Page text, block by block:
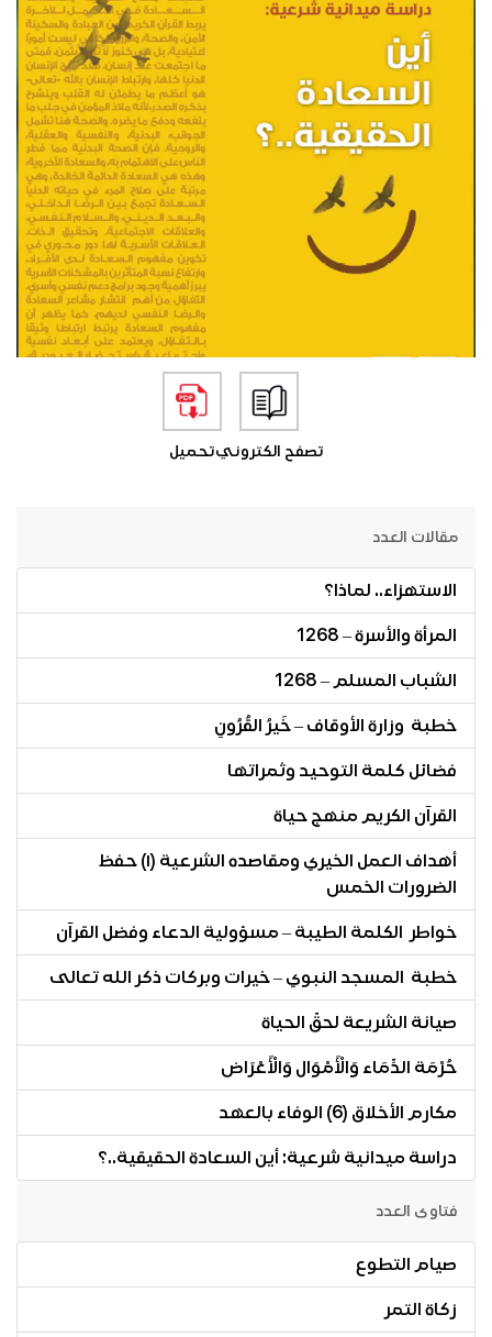
تصفح الكترونيتحميل
مقالات العدد
الاستهزاء.. لماذا؟
المرأة والأسرة – 1268
الشباب المسلم – 1268
خطبة وزارة الأوقاف – خَيرُ القُرُونِ
فضائل كلمة التوحيد وثمراتها
القرآن الكريم منهج حياة
أهداف العمل الخيري ومقاصده الشرعية (١) حفظ
الضرورات الخمس
خواطر الكلمة الطيبة – مسؤولية الدعاء وفضل القرآن
خطبة المسجد النبوي – خيرات وبركات ذكر الله تعالى
صيانة الشريعة لحقّ الحياة
حُرْمَة الدِّمَاء وَالْأَمْوَال وَالْأَعْرَاض
مكارم الأخلاق (6) الوفاء بالعهد
دراسة ميدانية شرعية: أين السعادة الحقيقية..؟
فتاوى العدد
صيام التطوع
زكاة التمر